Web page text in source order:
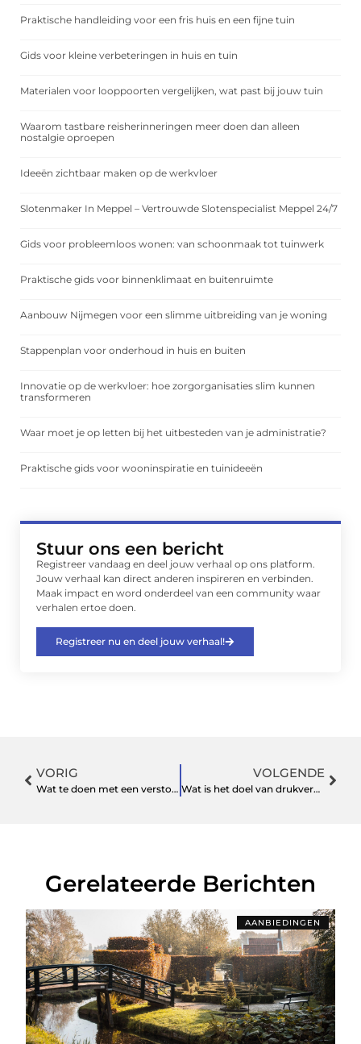
Praktische handleiding voor een fris huis en een fijne tuin
Gids voor kleine verbeteringen in huis en tuin
Materialen voor looppoorten vergelijken, wat past bij jouw tuin
Waarom tastbare reisherinneringen meer doen dan alleen
nostalgie oproepen
Ideeën zichtbaar maken op de werkvloer
Slotenmaker In Meppel – Vertrouwde Slotenspecialist Meppel 24/7
Gids voor probleemloos wonen: van schoonmaak tot tuinwerk
Praktische gids voor binnenklimaat en buitenruimte
Aanbouw Nijmegen voor een slimme uitbreiding van je woning
Stappenplan voor onderhoud in huis en buiten
Innovatie op de werkvloer: hoe zorgorganisaties slim kunnen
transformeren
Waar moet je op letten bij het uitbesteden van je administratie?
Praktische gids voor wooninspiratie en tuinideeën
Stuur ons een bericht
Registreer vandaag en deel jouw verhaal op ons platform.
Jouw verhaal kan direct anderen inspireren en verbinden.
Maak impact en word onderdeel van een community waar
verhalen ertoe doen.
Registreer nu en deel jouw verhaal!
VORIG
Wat te doen met een verstopte riool?
VOLGENDE
Wat is het doel van drukveren in een machine of uitrusting?
Gerelateerde Berichten
AANBIEDINGEN